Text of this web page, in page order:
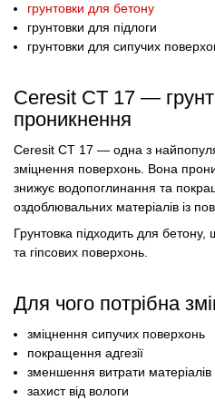
грунтовки для бетону
грунтовки для підлоги
грунтовки для сипучих
Ceresit CT 17 —
проникнення
Ceresit CT 17 — одна з
зміцнення поверхонь. Вона
знижує водопоглинання та
оздоблювальних матеріалів із
Грунтовка підходить для
та гіпсових поверхонь.
Для чого потрібна
зміцнення сипучих поверхонь
покращення адгезії
зменшення витрати матеріалів
захист від вологи